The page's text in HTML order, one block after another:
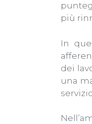
più
In
dei
una